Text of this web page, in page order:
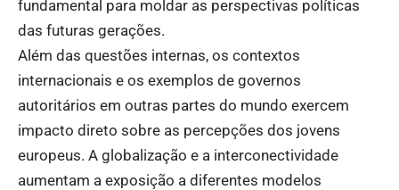
fundamental para moldar as perspectivas políticas
das futuras gerações.
Além das questões internas, os contextos
internacionais e os exemplos de governos
autoritários em outras partes do mundo exercem
impacto direto sobre as percepções dos jovens
europeus. A globalização e a interconectividade
aumentam a exposição a diferentes modelos